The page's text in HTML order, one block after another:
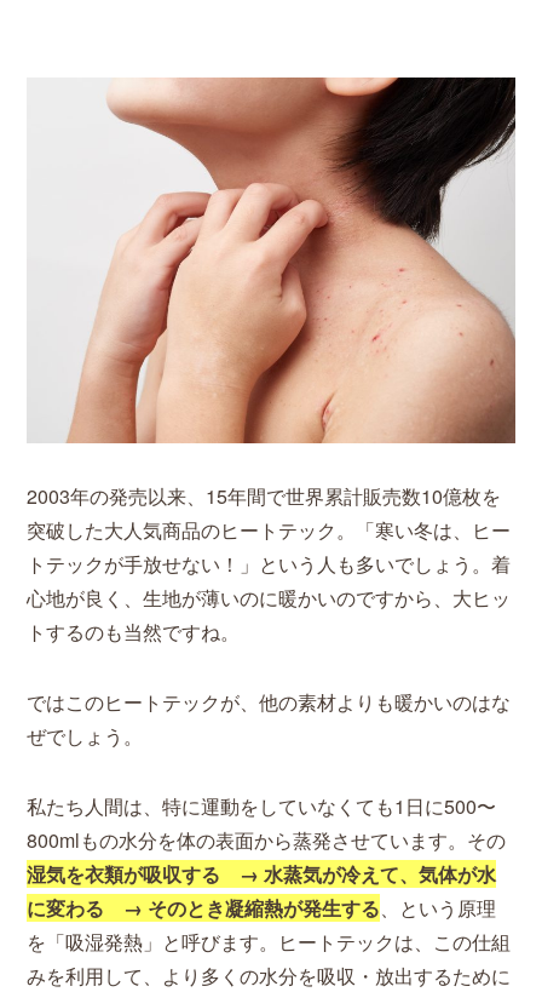
2003年の発売以来、15年間で世界累計販売数10億枚を
突破した大人気商品のヒートテック。「寒い冬は、ヒー
トテックが手放せない！」という人も多いでしょう。着
心地が良く、生地が薄いのに暖かいのですから、大ヒッ
トするのも当然ですね。
ではこのヒートテックが、他の素材よりも暖かいのはな
ぜでしょう。
私たち人間は、特に運動をしていなくても1日に500〜
800mlもの水分を体の表面から蒸発させています。その
湿気を衣類が吸収する → 水蒸気が冷えて、気体が水
に変わる → そのとき凝縮熱が発生する、という原理
を「吸湿発熱」と呼びます。ヒートテックは、この仕組
みを利用して、より多くの水分を吸収・放出するために